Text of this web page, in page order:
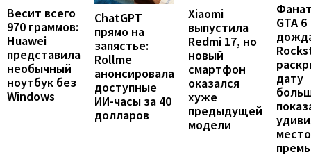
Весит всего
970 граммов:
Huawei
представила
необычный
ноутбук без
Windows
ChatGPT
прямо на
запястье:
Rollme
анонсировала
доступные
ИИ-часы за 40
долларов
Xiaomi
выпустила
Redmi 17, но
новый
смартфон
оказался
хуже
предыдущей
модели
GTA 6
дату